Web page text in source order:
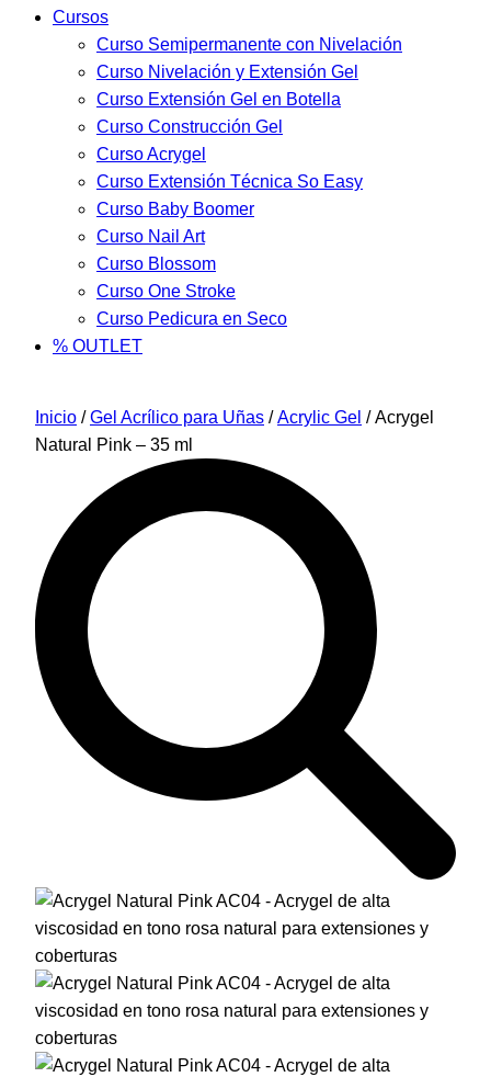
Cursos
Curso Semipermanente con Nivelación
Curso Nivelación y Extensión Gel
Curso Extensión Gel en Botella
Curso Construcción Gel
Curso Acrygel
Curso Extensión Técnica So Easy
Curso Baby Boomer
Curso Nail Art
Curso Blossom
Curso One Stroke
Curso Pedicura en Seco
% OUTLET
Inicio /Gel Acrílico para Uñas /Acrylic Gel / Acrygel
Natural Pink – 35 ml